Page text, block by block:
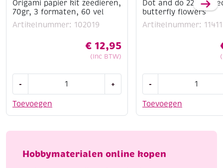
Origami papier kit zeedieren,
70gr, 3 formaten, 60 vel
Artikelnummer: 102019
€ 12,95
(Inc BTW)
Toevoegen
-
kit
3
+
Dot and do 222
butterfly flowers
Artikelnummer:
Toevoegen
-
do
butterfly
aantal
Hobbymaterialen online kopen